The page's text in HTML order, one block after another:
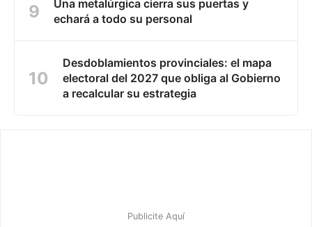
Una metalúrgica cierra sus puertas y
echará a todo su personal
Desdoblamientos provinciales: el mapa
electoral del 2027 que obliga al Gobierno
a recalcular su estrategia